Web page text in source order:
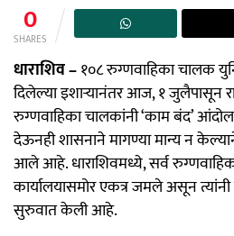
0
SHARES
धाराशिव –१०८ रुग्णवाहिका चालक
दिलेल्या इशाऱ्यानंतर आज, १ जुलैपासून
रुग्णवाहिका चालकांनी ‘काम बंद’
देऊनही शासनाने मागण्या मान्य न
आले आहे. धाराशिवमध्ये, सर्व
कार्यालयासमोर एकत्र जमले असून
सुरुवात केली आहे.